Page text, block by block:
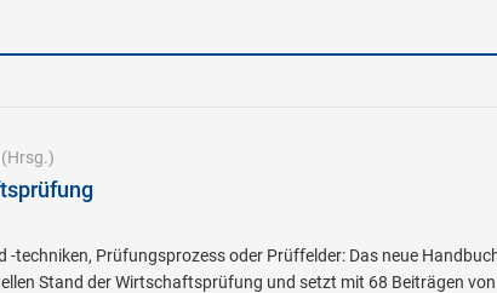
-techniken, Prüfungsprozess oder Prüffelder: Das neue
Stand der Wirtschaftsprüfung und setzt mit 68 Beiträgen